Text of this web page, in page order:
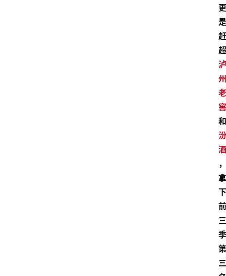
更
是
赶
超
泸
州
老
窖
和
汾
酒
，
拿
下
前
三
季
第
三